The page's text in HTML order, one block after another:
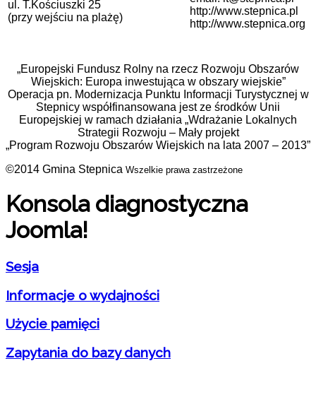
ul. T.Kościuszki 25
(przy wejściu na plażę)
http://www.stepnica.pl
http://www.stepnica.org
„Europejski Fundusz Rolny na rzecz Rozwoju Obszarów
Wiejskich: Europa inwestująca w obszary wiejskie”
Operacja pn. Modernizacja Punktu Informacji Turystycznej w
Stepnicy współfinansowana jest ze środków Unii
Europejskiej w ramach działania „Wdrażanie Lokalnych
Strategii Rozwoju – Mały projekt
„Program Rozwoju Obszarów Wiejskich na lata 2007 – 2013”
©2014 Gmina Stepnica Wszelkie prawa zastrzeżone
Konsola diagnostyczna
Joomla!
Sesja
Informacje o wydajności
Użycie pamięci
Zapytania do bazy danych